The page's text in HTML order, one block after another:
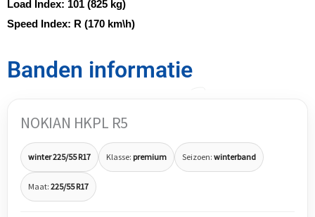
Load Index: 101 (825 kg)
Speed Index: R (170 km\h)
Banden informatie
NOKIAN HKPL R5
winter 225/55 R17 Klasse: premium Seizoen: winterband
Maat: 225/55 R17